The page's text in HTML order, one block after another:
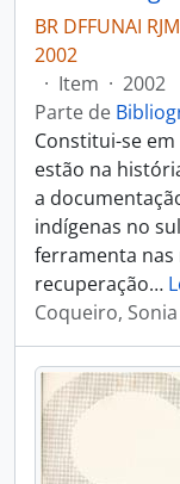
BR DFFUNAI
2002
· Item · 2002
Parte de
Constitui-se
estão na
a
indígenas no
ferramenta nas
recuperação…
Coqueiro,